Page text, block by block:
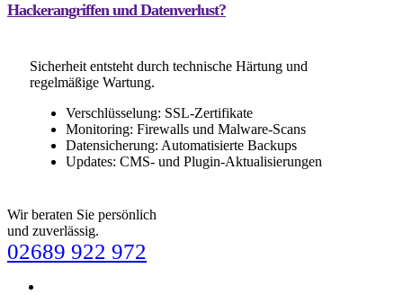
Hackerangriffen und Datenverlust?
Sicherheit entsteht durch technische Härtung und
regelmäßige Wartung.
Verschlüsselung: SSL-Zertifikate
Monitoring: Firewalls und Malware-Scans
Datensicherung: Automatisierte Backups
Updates: CMS- und Plugin-Aktualisierungen
Wir beraten Sie persönlich
und zuverlässig.
02689 922 972